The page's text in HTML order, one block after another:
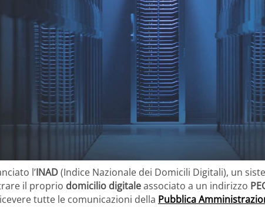
l’INAD(Indice Nazionale dei Domicili Digitali), un
il proprio domicilio digitaleassociato a un indirizzo
tutte le comunicazioni della Pubblica